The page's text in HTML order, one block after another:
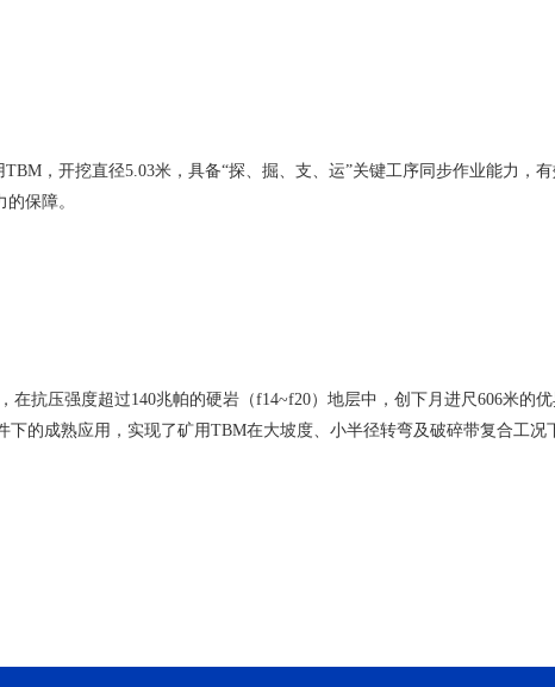
TBM ，开挖直径5.03米，具备“探、掘、支、运”关键工序同步作业能力
保障。
在抗压强度超过140兆帕的硬岩（f14~f20）地层中，创下月进尺606米
下的成熟应用，实现了矿用TBM在大坡度、小半径转弯及破碎带复合工